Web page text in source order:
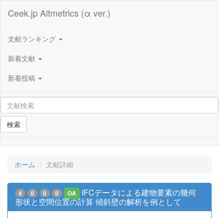
Ceek.jp Altmetrics (α ver.)
文献ランキング
新着文献
新着投稿
検索
ホーム 文献詳細
4 0 0 0 OA
IFCデータによる建物要素の幾何
形状と空間位置の計算 傾斜壁の解析を例として